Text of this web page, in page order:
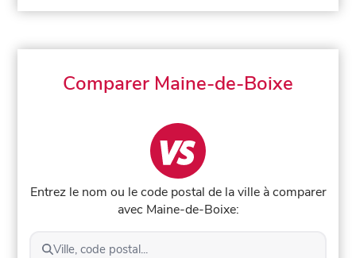
Comparer Maine-de-Boixe
Entrez le nom ou le code postal de la ville à comparer
avec Maine-de-Boixe:
Ville, code postal...